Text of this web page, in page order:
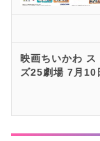
映画ちいかわ
ズ25劇場 7月10